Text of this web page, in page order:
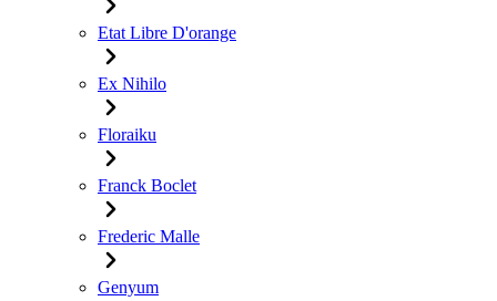
Etat Libre D'orange
Ex Nihilo
Floraiku
Franck Boclet
Frederic Malle
Genyum